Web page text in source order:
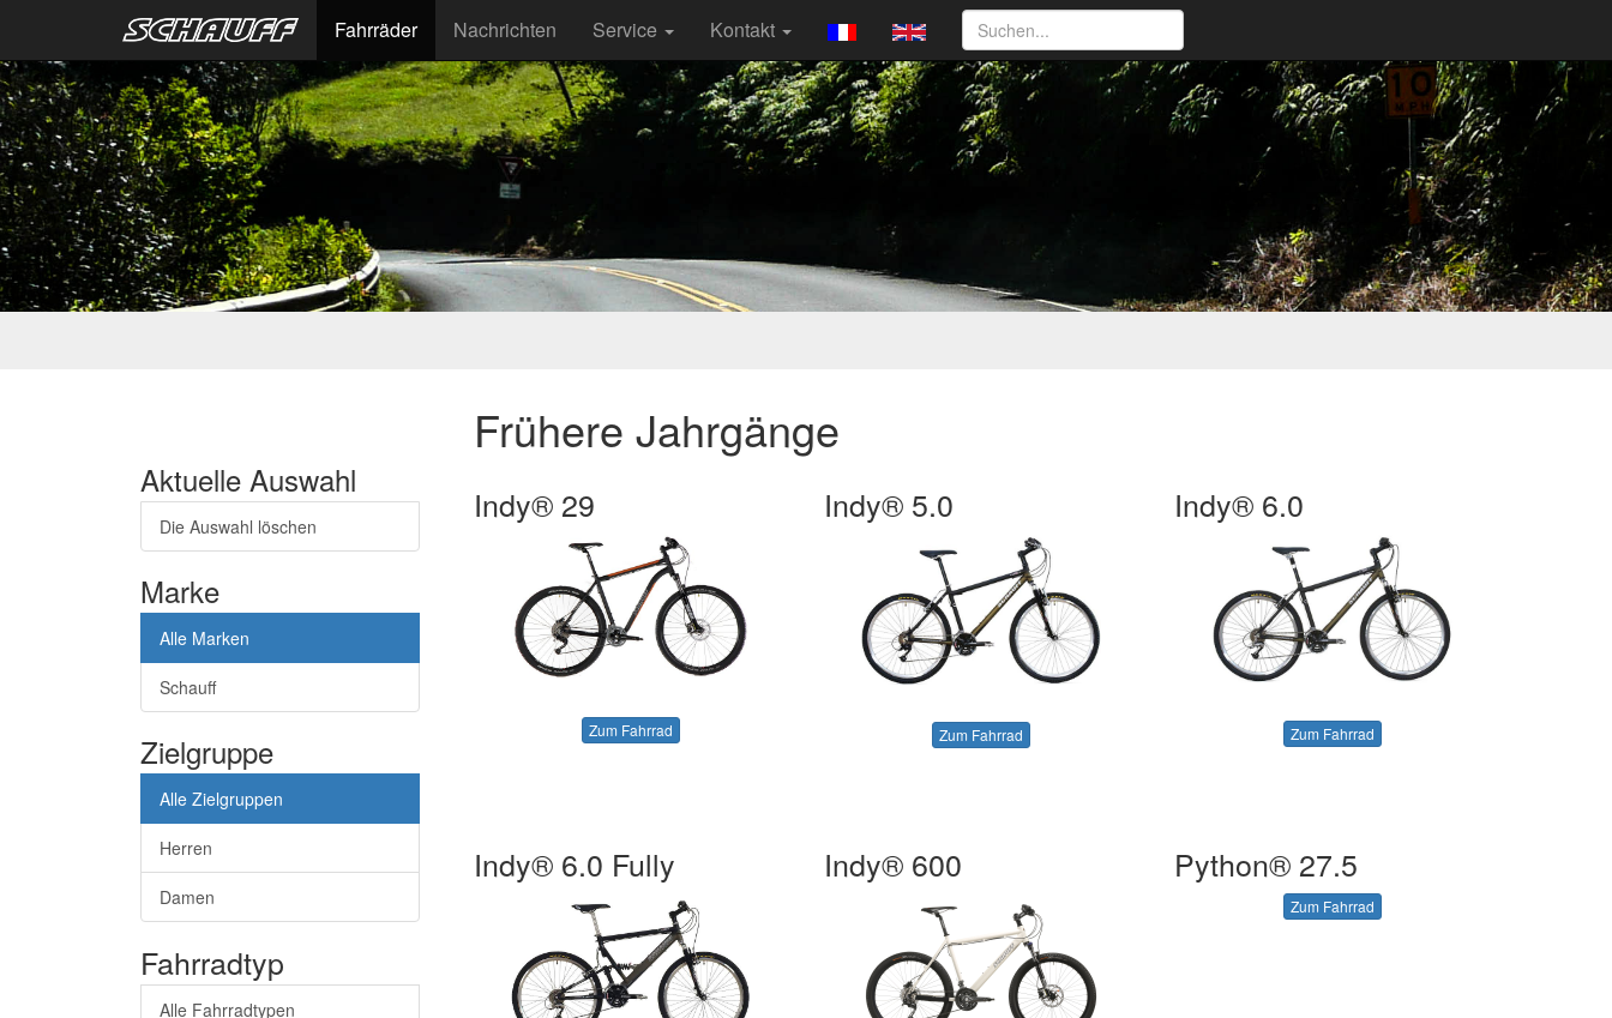
Fahrräder Nachrichten Service Kontakt
Frühere Jahrgänge
Aktuelle Auswahl
Die Auswahl löschen
Marke
Alle Marken
Schauff
Zielgruppe
Alle Zielgruppen
Herren
Damen
Fahrradtyp
Alle Fahrradtypen
Indy® 29
Zum Fahrrad
Indy® 5.0
Zum Fahrrad
Indy® 6.0
Zum Fahrrad
Indy® 6.0 Fully Indy® 600 Python® 27.5
Zum Fahrrad